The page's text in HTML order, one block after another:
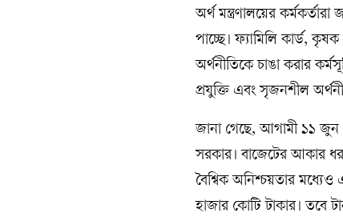
অর্থ মন্ত্রণালয়ের
পাচ্ছে। ফ্যামিলি কার্ড,
অর্থনীতিকে চাঙা করার
প্রযুক্তি এবং সৃজনশীল
জানা গেছে, আগামী ১১ জুন
সরকার। বাজেটের আকার
বৈশ্বিক অনিশ্চয়তার মধ্যেও
হাজার কোটি টাকার। তবে